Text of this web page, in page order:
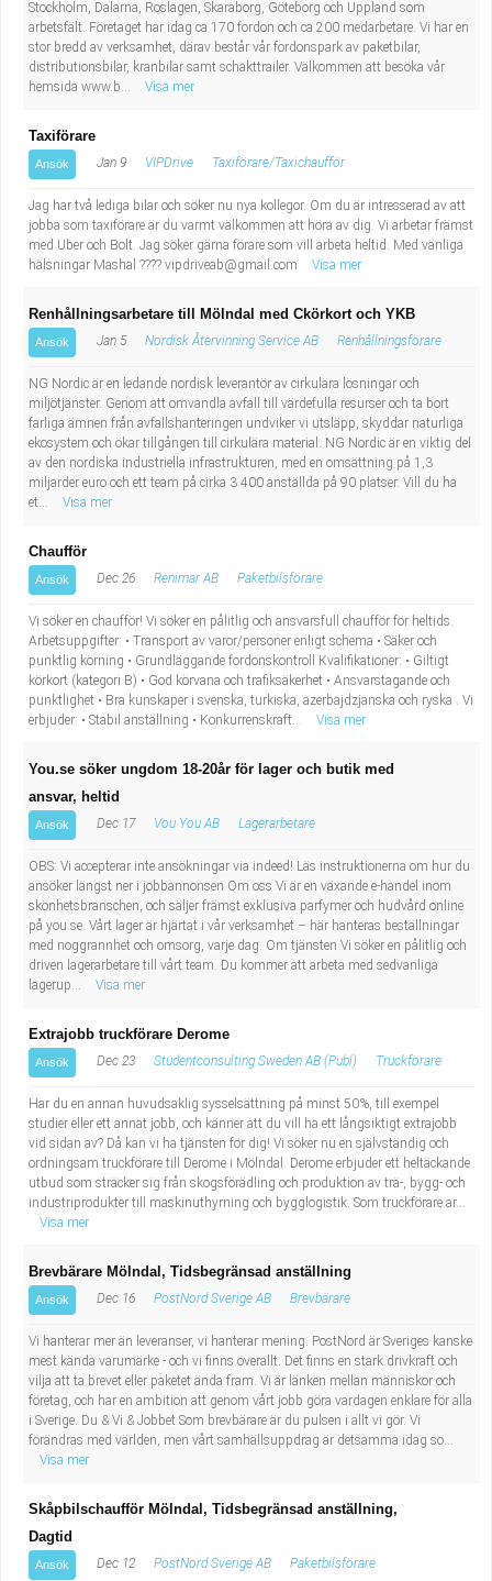
Stockholm, Dalarna, Roslagen, Skaraborg, Göteborg och Uppland som
arbetsfält. Företaget har idag ca 170 fordon och ca 200 medarbetare. Vi har en
stor bredd av verksamhet, därav består vår fordonspark av paketbilar,
distributionsbilar, kranbilar samt schakttrailer. Välkommen att besöka vår
hemsida www.b...
Visa mer
Taxiförare
Ansök Jan 9 VIPDrive Taxiförare/Taxichaufför
Jag har två lediga bilar och söker nu nya kollegor. Om du är intresserad av att
jobba som taxiförare är du varmt välkommen att höra av dig. Vi arbetar främst
med Uber och Bolt. Jag söker gärna förare som vill arbeta heltid. Med vänliga
hälsningar Mashal ???? vipdriveab@gmail.com Visa mer
Renhållningsarbetare till Mölndal med Ckörkort och YKB
Ansök Jan 5 Nordisk Återvinning Service AB Renhållningsförare
NG Nordic är en ledande nordisk leverantör av cirkulära lösningar och
miljötjänster. Genom att omvandla avfall till värdefulla resurser och ta bort
farliga ämnen från avfallshanteringen undviker vi utsläpp, skyddar naturliga
ekosystem och ökar tillgången till cirkulära material. NG Nordic är en viktig del
av den nordiska industriella infrastrukturen, med en omsättning på 1,3
miljarder euro och ett team på cirka 3 400 anställda på 90 platser. Vill du ha
et...
Visa mer
Chaufför
Ansök Dec 26 Renimar AB Paketbilsförare
Vi söker en chaufför! Vi söker en pålitlig och ansvarsfull chaufför för heltids.
Arbetsuppgifter: • Transport av varor/personer enligt schema • Säker och
punktlig körning • Grundläggande fordonskontroll Kvalifikationer: • Giltigt
körkort (kategori B) • God körvana och trafiksäkerhet • Ansvarstagande och
punktlighet • Bra kunskaper i svenska, turkiska, azerbajdzjanska och ryska . Vi
erbjuder: • Stabil anställning • Konkurrenskraft...
Visa mer
You.se söker ungdom 18-20år för lager och butik med
ansvar, heltid
Ansök Dec 17 Vou You AB Lagerarbetare
OBS: Vi accepterar inte ansökningar via indeed! Läs instruktionerna om hur du
ansöker längst ner i jobbannonsen Om oss Vi är en växande e-handel inom
skönhetsbranschen, och säljer främst exklusiva parfymer och hudvård online
på you.se. Vårt lager är hjärtat i vår verksamhet – här hanteras beställningar
med noggrannhet och omsorg, varje dag. Om tjänsten Vi söker en pålitlig och
driven lagerarbetare till vårt team. Du kommer att arbeta med sedvanliga
lagerup...
Visa mer
Extrajobb truckförare Derome
Ansök Dec 23 Studentconsulting Sweden AB (Publ) Truckförare
Har du en annan huvudsaklig sysselsättning på minst 50%, till exempel
studier eller ett annat jobb, och känner att du vill ha ett långsiktigt extrajobb
vid sidan av? Då kan vi ha tjänsten för dig! Vi söker nu en självständig och
ordningsam truckförare till Derome i Mölndal. Derome erbjuder ett heltäckande
utbud som sträcker sig från skogsförädling och produktion av trä-, bygg- och
industriprodukter till maskinuthyrning och bygglogistik. Som truckförare ar...
Visa mer
Brevbärare Mölndal, Tidsbegränsad anställning
Ansök Dec 16 PostNord Sverige AB Brevbärare
Vi hanterar mer än leveranser, vi hanterar mening. PostNord är Sveriges kanske
mest kända varumärke - och vi finns överallt. Det finns en stark drivkraft och
vilja att ta brevet eller paketet ända fram. Vi är länken mellan människor och
företag, och har en ambition att genom vårt jobb göra vardagen enklare för alla
i Sverige. Du & Vi & Jobbet Som brevbärare är du pulsen i allt vi gör. Vi
förändras med världen, men vårt samhällsuppdrag är detsamma idag so...
Visa mer
Skåpbilschaufför Mölndal, Tidsbegränsad anställning,
Dagtid
Ansök Dec 12 PostNord Sverige AB Paketbilsförare